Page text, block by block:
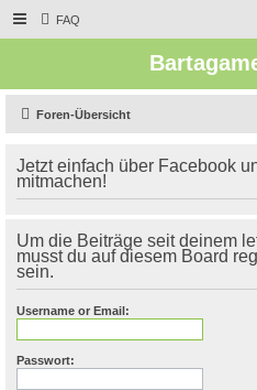
FAQ
Foren-Übersicht
Jetzt einfach über Facebook
mitmachen!
Um die Beiträge seit deinem
musst du auf diesem Board
sein.
Username or Email:
Passwort: